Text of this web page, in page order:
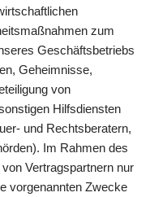
zum
Geschäftsbetriebs
Geheimnisse,
von
Hilfsdiensten
und Rechtsberatern,
Im Rahmen des
Vertragspartnern nur
vorgenannten Zwecke